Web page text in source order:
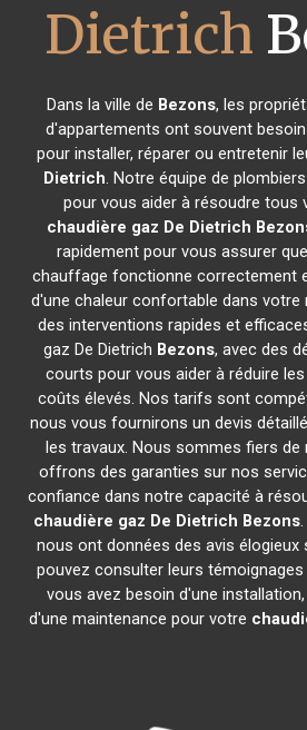
Dietrich
Dans la ville de Bezons, les
d'appartements ont souvent
pour installer, réparer ou entretenir
Dietrich. Notre équipe de
pour vous aider à résoudre tous
chaudière gaz De Dietrich
rapidement pour vous assurer
chauffage fonctionne correctement
d'une chaleur confortable dans
des interventions rapides et
gaz De Dietrich Bezons, avec des
courts pour vous aider à réduire
coûts élevés. Nos tarifs sont
nous vous fournirons un devis
les travaux. Nous sommes fiers de
offrons des garanties sur nos
confiance dans notre capacité à
chaudière gaz De Dietrich Bezons
nous ont données des avis élogieux
pouvez consulter leurs
vous avez besoin d'une
d'une maintenance pour votre